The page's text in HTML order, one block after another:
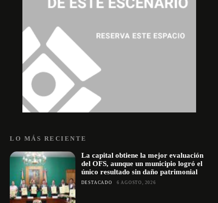
LO MÁS RECIENTE
La capital obtiene la mejor evaluación
del OFS, aunque un municipio logró el
único resultado sin daño patrimonial
DESTACADO 6 AGOSTO, 2026